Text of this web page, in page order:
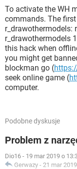
To activate the WH
commands. The
r_drawothermodels:
r_drawothermodels
this hack when
you might get
blockman go (
seek online game (
computer.
Podobne dyskusje
Problem z
Dio16 - 19 mar 2019 o
Gerwazy - 21 mar